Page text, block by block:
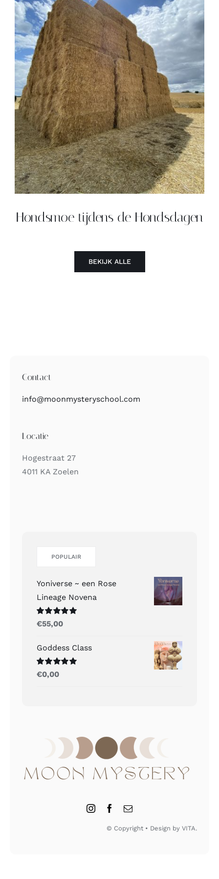
Contact
Zoeken
naar:
Hondsmoe tijdens de Hondsdagen
BEKIJK ALLE
Contact
info@moonmysteryschool.com
Locatie
Hogestraat 27
4011 KA Zoelen
POPULAIR
Yoniverse ~ een Rose
Lineage Novena
Gewaardeerd
uit 5
€55,00
Goddess Class
Gewaardeerd
5.00
€0,00
© Copyright • Design by VITA.